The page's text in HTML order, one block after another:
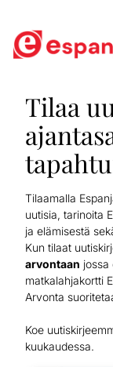
Tilaa
Tilaamalla
uutisia, tarinoita
ja elämisestä
Kun tilaat
arvontaan jossa
matkalahjakortti
Arvonta
Koe
kuukaudessa.